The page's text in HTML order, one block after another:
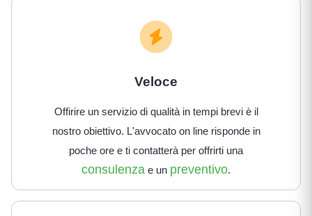
Veloce
Offirire un servizio di qualità in tempi brevi è il
nostro obiettivo. L'avvocato on line risponde in
poche ore e ti contatterà per offrirti una
consulenza e un preventivo.